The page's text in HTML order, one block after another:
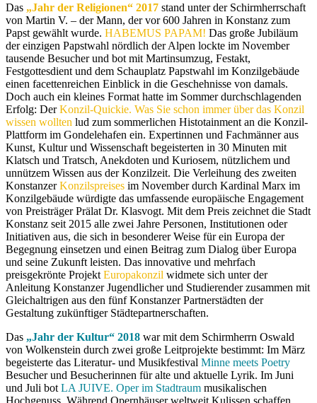
Das „Jahr der Religionen“ 2017 stand unter der Schirmherrschaft
von Martin V. – der Mann, der vor 600 Jahren in Konstanz zum
Papst gewählt wurde. HABEMUS PAPAM! Das große Jubiläum
der einzigen Papstwahl nördlich der Alpen lockte im November
tausende Besucher und bot mit Martinsumzug, Festakt,
Festgottesdient und dem Schauplatz Papstwahl im Konzilgebäude
einen facettenreichen Einblick in die Geschehnisse von damals.
Doch auch ein kleines Format hatte im Sommer durchschlagenden
Erfolg: DerKonzil-Quickie. Was Sie schon immer über das Konzil
wissen wollten lud zum sommerlichen Histotainment an die Konzil-
Plattform im Gondelehafen ein. Expertinnen und Fachmänner aus
Kunst, Kultur und Wissenschaft begeisterten in 30 Minuten mit
Klatsch und Tratsch, Anekdoten und Kuriosem, nützlichem und
unnützem Wissen aus der Konzilzeit. Die Verleihung des zweiten
KonstanzerKonzilspreises im November durch Kardinal Marx im
Konzilgebäude würdigte das umfassende europäische Engagement
von Preisträger Prälat Dr. Klasvogt. Mit dem Preis zeichnet die Stadt
Konstanz seit 2015 alle zwei Jahre Personen, Institutionen oder
Initiativen aus, die sich in besonderer Weise für ein Europa der
Begegnung einsetzen und einen Beitrag zum Dialog über Europa
und seine Zukunft leisten. Das innovative und mehrfach
preisgekrönte Projekt Europakonzil widmete sich unter der
Anleitung Konstanzer Jugendlicher und Studierender zusammen mit
Gleichaltrigen aus den fünf Konstanzer Partnerstädten der
Gestaltung zukünftiger Städtepartnerschaften.
Das „Jahr der Kultur“ 2018 war mit dem Schirmherrn Oswald
von Wolkenstein durch zwei große Leitprojekte bestimmt: Im März
begeisterte das Literatur- und Musikfestival Minne meets Poetry
Besucher und Besucherinnen für alte und aktuelle Lyrik. Im Juni
und Juli bot LA JUIVE. Oper im Stadtraum musikalischen
Hochgenuss. Während Opernhäuser weltweit Kulissen schaffen